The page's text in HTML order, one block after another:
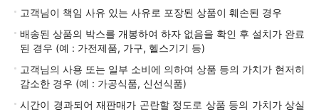
고객님이 책임 사유 있는 사유로 포장된 상품이 훼손된 경우
배송된 상품의 박스를 개봉하여 하자 없음을 확인 후 설치가 완료
된 경우 (예 : 가전제품, 가구, 헬스기기 등)
고객님의 사용 또는 일부 소비에 의하여 상품 등의 가치가 현저히
감소한 경우 (예 : 가공식품, 신선식품)
시간이 경과되어 재판매가 곤란할 정도로 상품 등의 가치가 상실